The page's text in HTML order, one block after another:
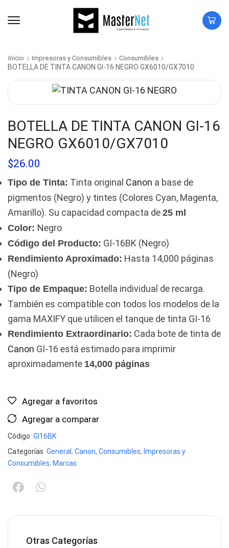
Inicio Impresoras y Consumibles Consumibles
BOTELLA DE TINTA CANON GI-16 NEGRO GX6010/GX7010
BOTELLA DE TINTA CANON GI-16
NEGRO GX6010/GX7010
$26.00
Tipo de Tinta: Tinta original Canon a base de
pigmentos (Negro) y tintes (Colores Cyan, Magenta,
Amarillo). Su capacidad compacta de 25 ml
Color: Negro
Código del Producto: GI-16BK (Negro)
Rendimiento Aproximado: Hasta 14,000 páginas
(Negro)
Tipo de Empaque: Botella individual de recarga.
También es compatible con todos los modelos de la
gama MAXIFY que utilicen el tanque de tinta GI-16
Rendimiento Extraordinario: Cada bote de tinta de
Canon GI-16 está estimado para imprimir
aproximadamente 14,000 páginas
Agregar a favoritos
Agregar a comparar
Código GI16BK
Categorías General , Canon, Consumibles, Impresoras y
Consumibles, Marcas
Otras Categorías